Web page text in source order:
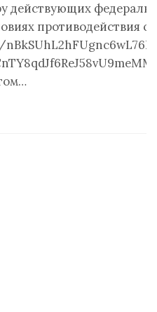
действующих
противодействия